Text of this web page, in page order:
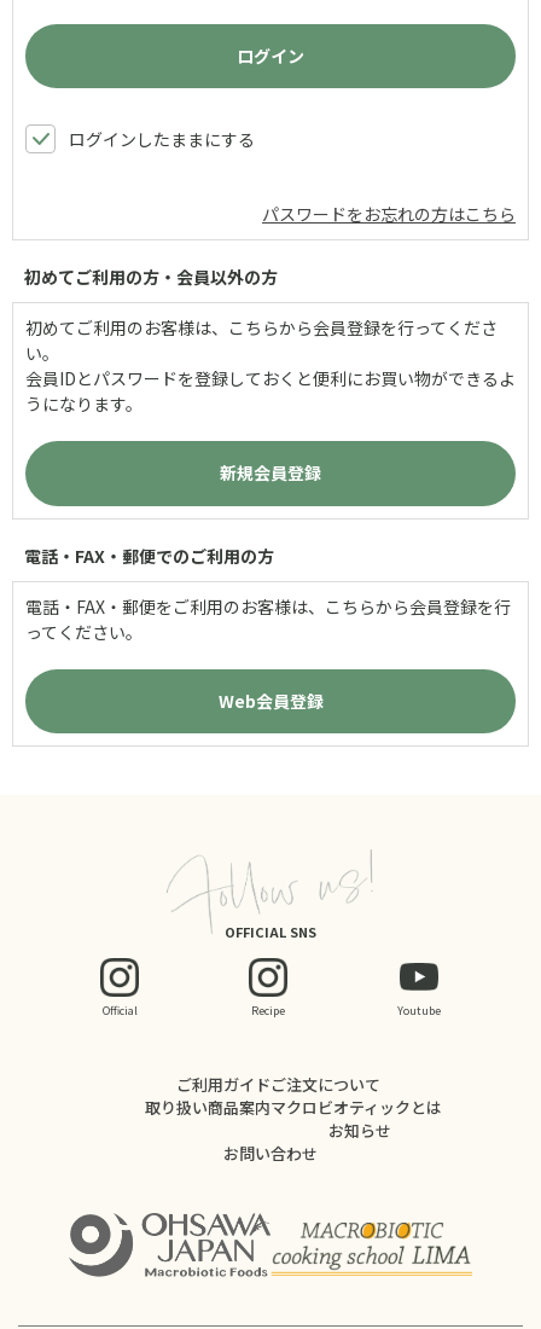
ログインしたままにする
パスワードをお忘れの方はこちら
初めてご利用の方・会員以外の方
初めてご利用のお客様は、こちらから会員登録を行ってくださ
い。
会員IDとパスワードを登録しておくと便利にお買い物ができるよ
うになります。
電話・FAX・郵便でのご利用の方
電話・FAX・郵便をご利用のお客様は、こちらから会員登録を行
ってください。
OFFICIAL SNS
Official Recipe Youtube
ご利用ガイドご注文について
取り扱い商品案内マクロビオティックとは
お知らせ
お問い合わせ